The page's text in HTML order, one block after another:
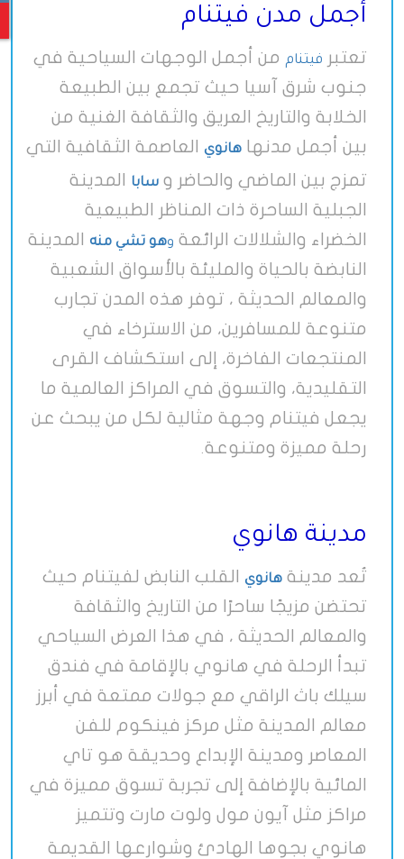
أجمل مدن فيتنام
تعتبر فيتنام من أجمل الوجهات السياحية في
جنوب شرق آسيا حيث تجمع بين الطبيعة
الخلابة والتاريخ العريق والثقافة الغنية من
بين أجمل مدنها هانوي
العاصمة الثقافية التي
تمزج بين الماضي والحاضر و سابا
المدينة
الجبلية الساحرة ذات المناظر الطبيعية
الخضراء والشلالات الرائعة وهو تشي منه
المدينة
النابضة بالحياة والمليئة بالأسواق الشعبية
والمعالم الحديثة ، توفر هذه المدن تجارب
متنوعة للمسافرين، من الاسترخاء في
المنتجعات الفاخرة، إلى استكشاف القرى
التقليدية، والتسوق في المراكز العالمية ما
يجعل فيتنام وجهة مثالية لكل من يبحث عن
رحلة مميزة ومتنوعة.
مدينة هانوي
تُعد مدينة هانوي
القلب النابض لفيتنام حيث
تحتضن مزيجًا ساحرًا من التاريخ والثقافة
والمعالم الحديثة ، في هذا العرض السياحي
تبدأ الرحلة في هانوي بالإقامة في فندق
سيلك باث الراقي مع جولات ممتعة في أبرز
معالم المدينة مثل مركز فينكوم للفن
المعاصر ومدينة الإبداع وحديقة هو تاي
المائية بالإضافة إلى تجربة تسوق مميزة في
مراكز مثل آيون مول ولوت مارت وتتميز
هانوي بجوها الهادئ وشوارعها القديمة